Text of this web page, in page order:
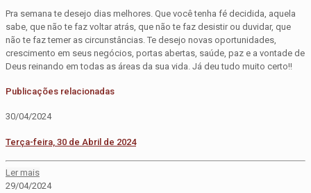
Pra semana te desejo dias melhores. Que você tenha fé decidida, aquela
sabe, que não te faz voltar atrás, que não te faz desistir ou duvidar, que
não te faz temer as circunstâncias. Te desejo novas oportunidades,
crescimento em seus negócios, portas abertas, saúde, paz e a vontade de
Deus reinando em todas as áreas da sua vida. Já deu tudo muito certo!!
Publicações relacionadas
30/04/2024
Terça-feira, 30 de Abril de 2024
Ler mais
29/04/2024